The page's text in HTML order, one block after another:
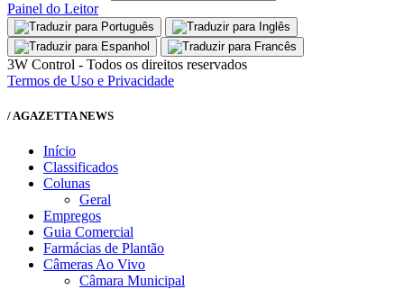
Painel do Leitor
3W Control - Todos os direitos reservados
Termos de Uso e Privacidade
/ AGAZETTA NEWS
Início
Classificados
Colunas
Geral
Empregos
Guia Comercial
Farmácias de Plantão
Câmeras Ao Vivo
Câmara Municipal